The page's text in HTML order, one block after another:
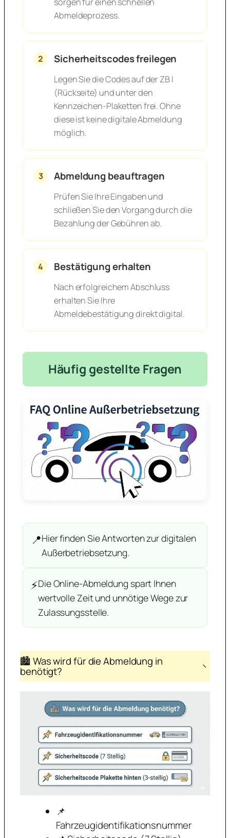
Abmeldeprozess.
2 Sicherheitscodes freilegen
Legen Sie die Codes auf der ZB I
(Rückseite) und unter den
Kennzeichen-Plaketten frei. Ohne
diese ist keine digitale Abmeldung
möglich.
3 Abmeldung beauftragen
Prüfen Sie Ihre Eingaben und
schließen Sie den Vorgang durch die
Bezahlung der Gebühren ab.
4 Bestätigung erhalten
Nach erfolgreichem Abschluss
erhalten Sie Ihre
Abmeldebestätigung direkt digital.
Häufig gestellte Fragen
📍Hier finden Sie Antworten zur digitalen
Außerbetriebsetzung.
⚡Die Online-Abmeldung spart Ihnen
wertvolle Zeit und unnötige Wege zur
Zulassungsstelle.
🏙️ Was wird für die Abmeldung in
benötigt? −
📌
Fahrzeugidentifikationsnummer